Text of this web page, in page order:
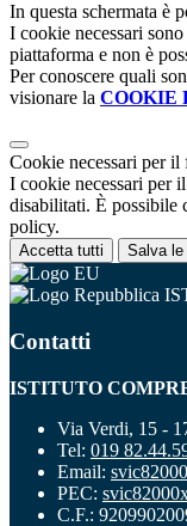
In questa schermata è
I cookie necessari
piattaforma e non è
Per conoscere quali
visionare la COOKIE
Cookie necessari per il
I cookie necessari per
disabilitati. È possibile
policy.
Accetta tutti Salva le
Contatti
ISTITUTO
Via Verdi, 15 -
Tel: 019
Email:
PEC:
C.F.: